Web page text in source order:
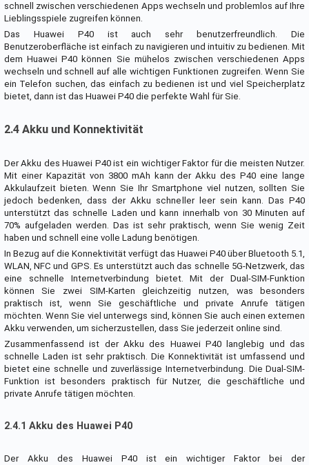
schnell zwischen verschiedenen Apps wechseln und problemlos auf Ihre
Lieblingsspiele zugreifen können.
Das Huawei P40 ist auch sehr benutzerfreundlich. Die
Benutzeroberfläche ist einfach zu navigieren und intuitiv zu bedienen. Mit
dem Huawei P40 können Sie mühelos zwischen verschiedenen Apps
wechseln und schnell auf alle wichtigen Funktionen zugreifen. Wenn Sie
ein Telefon suchen, das einfach zu bedienen ist und viel Speicherplatz
bietet, dann ist das Huawei P40 die perfekte Wahl für Sie.
2.4 Akku und Konnektivität
Der Akku des Huawei P40 ist ein wichtiger Faktor für die meisten Nutzer.
Mit einer Kapazität von 3800 mAh kann der Akku des P40 eine lange
Akkulaufzeit bieten. Wenn Sie Ihr Smartphone viel nutzen, sollten Sie
jedoch bedenken, dass der Akku schneller leer sein kann. Das P40
unterstützt das schnelle Laden und kann innerhalb von 30 Minuten auf
70% aufgeladen werden. Das ist sehr praktisch, wenn Sie wenig Zeit
haben und schnell eine volle Ladung benötigen.
In Bezug auf die Konnektivität verfügt das Huawei P40 über Bluetooth 5.1,
WLAN, NFC und GPS. Es unterstützt auch das schnelle 5G-Netzwerk, das
eine schnelle Internetverbindung bietet. Mit der Dual-SIM-Funktion
können Sie zwei SIM-Karten gleichzeitig nutzen, was besonders
praktisch ist, wenn Sie geschäftliche und private Anrufe tätigen
möchten. Wenn Sie viel unterwegs sind, können Sie auch einen externen
Akku verwenden, um sicherzustellen, dass Sie jederzeit online sind.
Zusammenfassend ist der Akku des Huawei P40 langlebig und das
schnelle Laden ist sehr praktisch. Die Konnektivität ist umfassend und
bietet eine schnelle und zuverlässige Internetverbindung. Die Dual-SIM-
Funktion ist besonders praktisch für Nutzer, die geschäftliche und
private Anrufe tätigen möchten.
2.4.1 Akku des Huawei P40
Der Akku des Huawei P40 ist ein wichtiger Faktor bei der